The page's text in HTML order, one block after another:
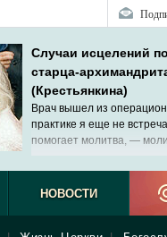
Случаи исцелений
старца-
(Крестьянкина)
Врач вышел из
практике я еще не
помогает молитва, —
НОВОСТИ